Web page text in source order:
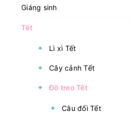
Giáng sinh
Tết
Lì xì Tết
Cây cảnh Tết
Đồ treo Tết
Câu đối Tết